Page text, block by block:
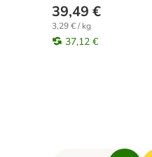
39,49 €
3,29 € / kg
37,12 €